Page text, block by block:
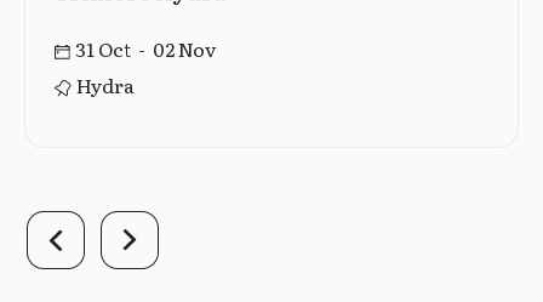
31 Oct - 02 Nov
Hydra